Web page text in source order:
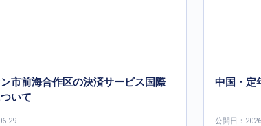
市前海合作区の決済サービス国際
いて
29
中国・定
公開日：